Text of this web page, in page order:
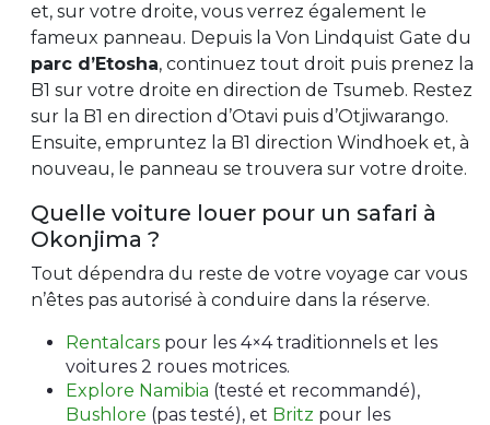
et, sur votre droite, vous verrez également le
fameux panneau. Depuis la Von Lindquist Gate du
parc d’Etosha, continuez tout droit puis prenez la
B1 sur votre droite en direction de Tsumeb. Restez
sur la B1 en direction d’Otavi puis d’Otjiwarango.
Ensuite, empruntez la B1 direction Windhoek et, à
nouveau, le panneau se trouvera sur votre droite.
Quelle voiture louer pour un safari à
Okonjima ?
Tout dépendra du reste de votre voyage car vous
n’êtes pas autorisé à conduire dans la réserve.
Rentalcars pour les 4×4 traditionnels et les
voitures 2 roues motrices.
Explore Namibia (testé et recommandé),
Bushlore (pas testé), et Britz pour les